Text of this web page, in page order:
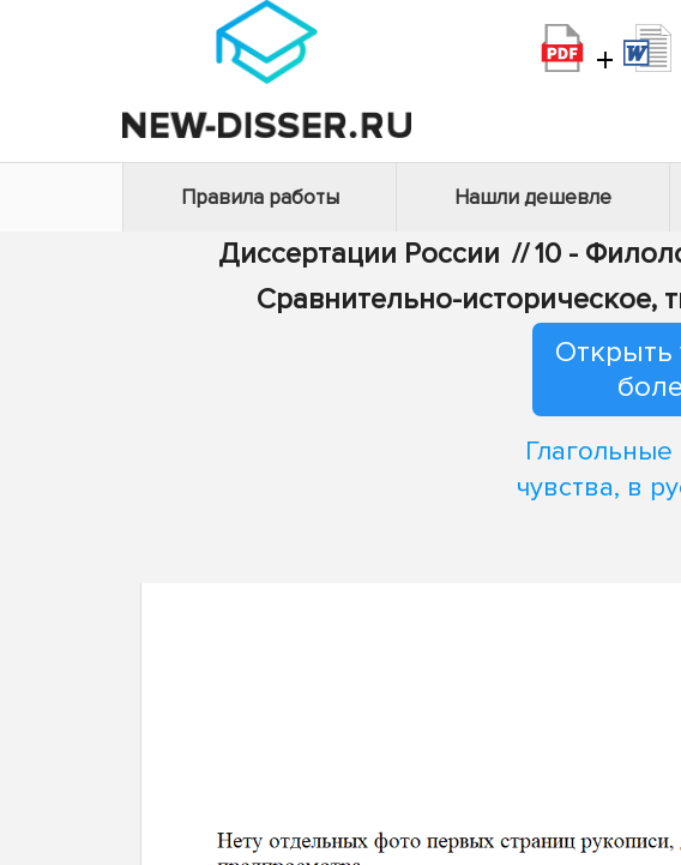
+
Правила работы Нашли дешевле
Диссертации России //10 -
Сравнительно-историческое,
Открыть
чувства, в